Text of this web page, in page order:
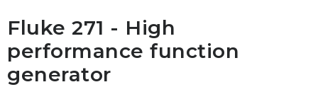
ZÁZNAMNÍKY
Fluke 271 - High
performance function
generator